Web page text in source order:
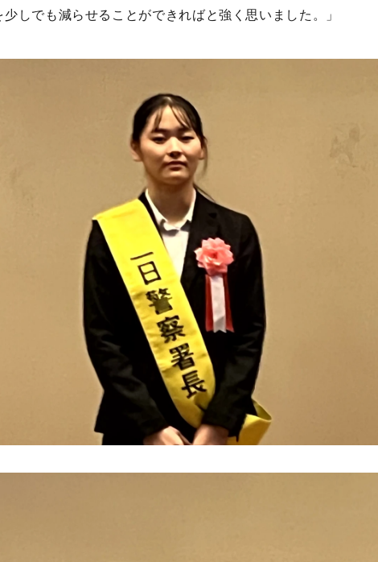
しでも減らせることができればと強く思いました。」